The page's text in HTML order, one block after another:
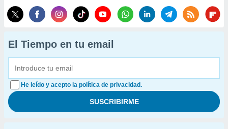
El Tiempo en tu email
He leído y acepto la política de privacidad.